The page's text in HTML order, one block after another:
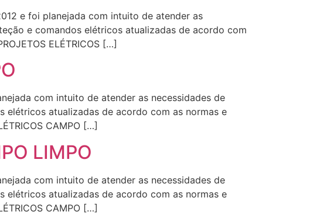
e foi planejada com intuito de atender as
e comandos elétricos atualizadas de acordo com
ELÉTRICOS […]
com intuito de atender as necessidades de
atualizadas de acordo com as normas e
CAMPO […]
LIMPO
com intuito de atender as necessidades de
atualizadas de acordo com as normas e
CAMPO […]